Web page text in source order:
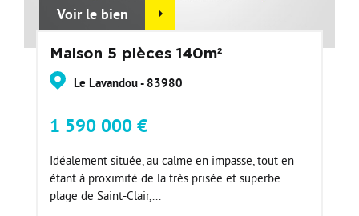
Voir le bien
Maison 5 pièces 140m²
Le Lavandou - 83980
1 590 000 €
Idéalement située, au calme en impasse, tout en
étant à proximité de la très prisée et superbe
plage de Saint-Clair,...